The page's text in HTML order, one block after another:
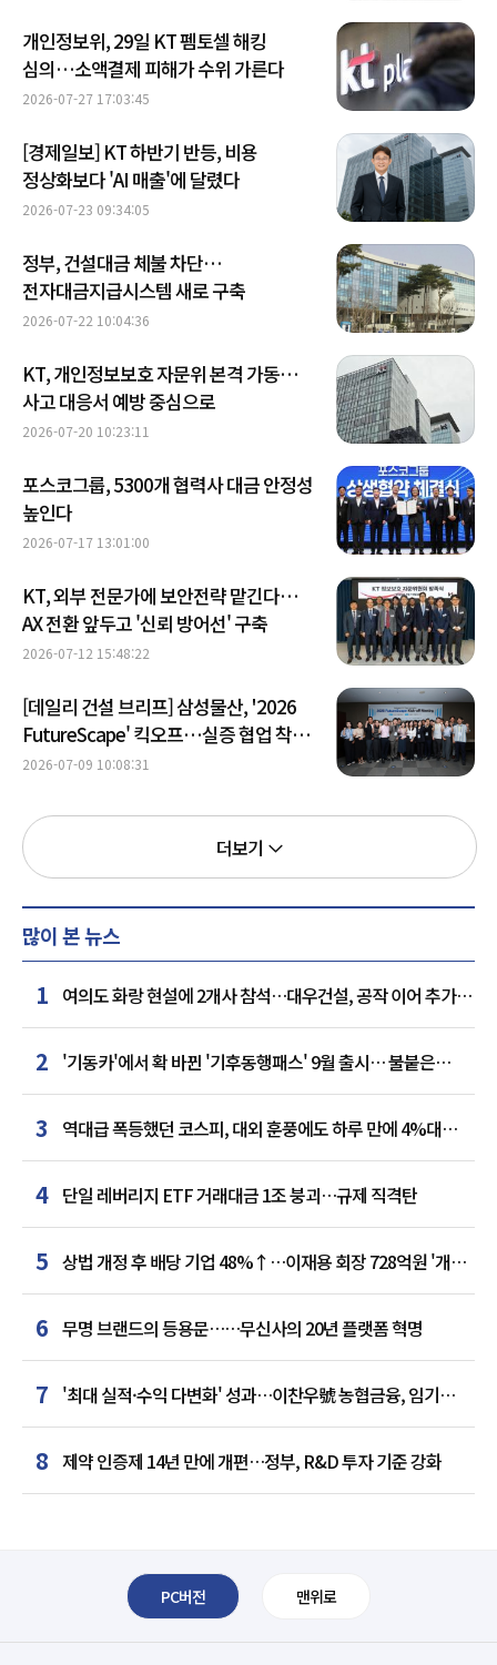
개인정보위, 29일 KT 펨토셀 해킹
심의…소액결제 피해가 수위 가른다
2026-07-27 17:03:45
[경제일보] KT 하반기 반등, 비용
정상화보다 'AI 매출'에 달렸다
2026-07-23 09:34:05
정부, 건설대금 체불 차단…
전자대금지급시스템 새로 구축
2026-07-22 10:04:36
KT, 개인정보보호 자문위 본격 가동…
사고 대응서 예방 중심으로
2026-07-20 10:23:11
포스코그룹, 5300개 협력사 대금 안정성
높인다
2026-07-17 13:01:00
KT, 외부 전문가에 보안전략 맡긴다…
AX 전환 앞두고 '신뢰 방어선' 구축
2026-07-12 15:48:22
[데일리 건설 브리프] 삼성물산, '2026
FutureScape' 킥오프…실증 협업 착수
外
2026-07-09 10:08:31
더보기
많이 본 뉴스
1 여의도 화랑 현설에 2개사 참석…대우건설, 공작 이어 추가
거점 확보하나
2 '기동카'에서 확 바뀐 '기후동행패스' 9월 출시… 불붙은
카드사 경쟁
3
역대급 폭등했던 코스피, 대외 훈풍에도 하루 만에 4%대
급락
4 단일 레버리지 ETF 거래대금 1조 붕괴…규제 직격탄
5 상법 개정 후 배당 기업 48%↑…이재용 회장 728억원 '개인
최다'
6 무명 브랜드의 등용문……무신사의 20년 플랫폼 혁명
7 '최대 실적·수익 다변화' 성과…이찬우號 농협금융, 임기
말년 성장 박차
8 제약 인증제 14년 만에 개편…정부, R&D 투자 기준 강화
PC버전 맨위로